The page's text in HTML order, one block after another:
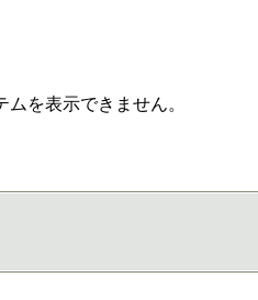
ムを表示できません。